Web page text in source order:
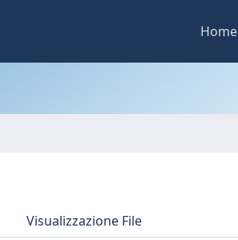
Home
Visualizzazione File